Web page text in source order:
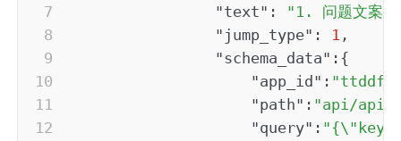
"text" :
"1. 问题文案,
"jump_type" : 1 ,
"schema_data" : {
"app_id" :
"path" : "api/
"query" :